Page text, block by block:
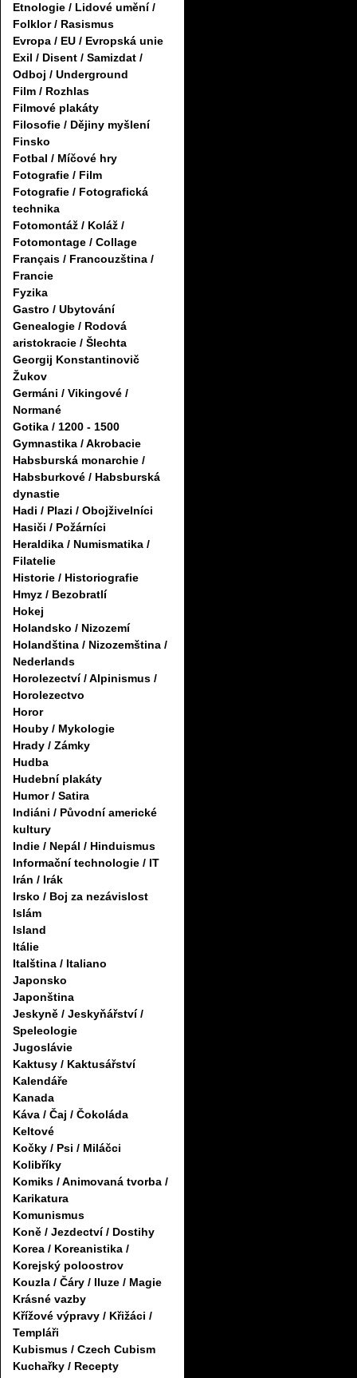
Etnologie / Lidové umění /
Folklor / Rasismus
Evropa / EU / Evropská unie
Exil / Disent / Samizdat /
Odboj / Underground
Film / Rozhlas
Filmové plakáty
Filosofie / Dějiny myšlení
Finsko
Fotbal / Míčové hry
Fotografie / Film
Fotografie / Fotografická
technika
Fotomontáž / Koláž /
Fotomontage / Collage
Français / Francouzština /
Francie
Fyzika
Gastro / Ubytování
Genealogie / Rodová
aristokracie / Šlechta
Georgij Konstantinovič
Žukov
Germáni / Vikingové /
Normané
Gotika / 1200 - 1500
Gymnastika / Akrobacie
Habsburská monarchie /
Habsburkové / Habsburská
dynastie
Hadi / Plazi / Obojživelníci
Hasiči / Požárníci
Heraldika / Numismatika /
Filatelie
Historie / Historiografie
Hmyz / Bezobratlí
Hokej
Holandsko / Nizozemí
Holandština / Nizozemština /
Nederlands
Horolezectví / Alpinismus /
Horolezectvo
Horor
Houby / Mykologie
Hrady / Zámky
Hudba
Hudební plakáty
Humor / Satira
Indiáni / Původní americké
kultury
Indie / Nepál / Hinduismus
Informační technologie / IT
Irán / Irák
Irsko / Boj za nezávislost
Islám
Island
Itálie
Italština / Italiano
Japonsko
Japonština
Jeskyně / Jeskyňářství /
Speleologie
Jugoslávie
Kaktusy / Kaktusářství
Kalendáře
Kanada
Káva / Čaj / Čokoláda
Keltové
Kočky / Psi / Miláčci
Kolibříky
Komiks / Animovaná tvorba /
Karikatura
Komunismus
Koně / Jezdectví / Dostihy
Korea / Koreanistika /
Korejský poloostrov
Kouzla / Čáry / Iluze / Magie
Krásné vazby
Křížové výpravy / Křižáci /
Templáři
Kubismus / Czech Cubism
Kuchařky / Recepty